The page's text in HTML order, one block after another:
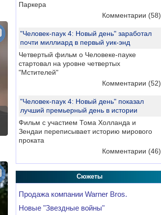
Паркера
Комментарии (58)
"Человек-паук 4: Новый день" заработал
почти миллиард в первый уик-энд
Четвертый фильм о Человеке-пауке
стартовал на уровне четвертых
"Мстителей"
Комментарии (52)
"Человек-паук 4: Новый день" показал
лучший премьерный день в истории
Фильм с участием Тома Холланда и
Зендаи переписывает историю мирового
проката
Комментарии (46)
Сюжеты
Продажа компании Warner Bros.
Новые "Звездные войны"